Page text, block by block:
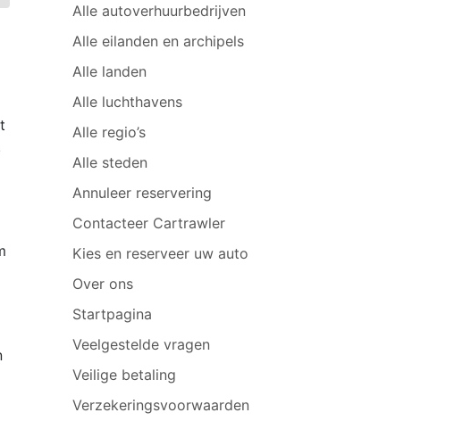
Alle autoverhuurbedrijven
Alle eilanden en archipels
Alle landen
Alle luchthavens
Alle regio’s
Alle steden
Annuleer reservering
Contacteer Cartrawler
Kies en reserveer uw auto
Over ons
Startpagina
Veelgestelde vragen
Veilige betaling
Verzekeringsvoorwaarden